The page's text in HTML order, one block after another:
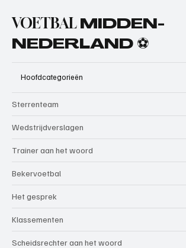
VOETBAL MIDDEN-
NEDERLAND ⚽
Hoofdcategorieën
Sterrenteam
Wedstrijdverslagen
Trainer aan het woord
Bekervoetbal
Het gesprek
Klassementen
Scheidsrechter aan het woord